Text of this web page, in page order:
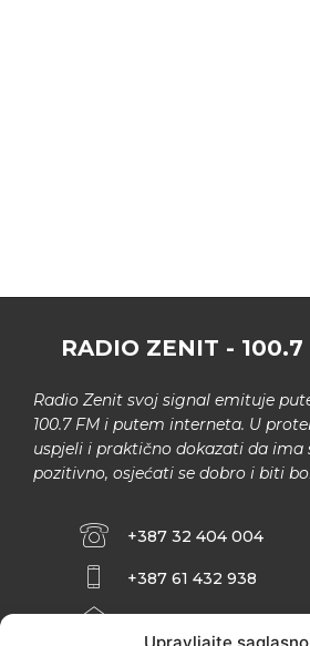
RADIO ZENIT - 100.7
Radio Zenit svoj signal emituje
100.7 FM i putem interneta. U
uspjeli i praktično dokazati da
pozitivno, osjećati se dobro i biti
+387 32 404 004
+387 61 432 938
INFO@ZENIT.BA